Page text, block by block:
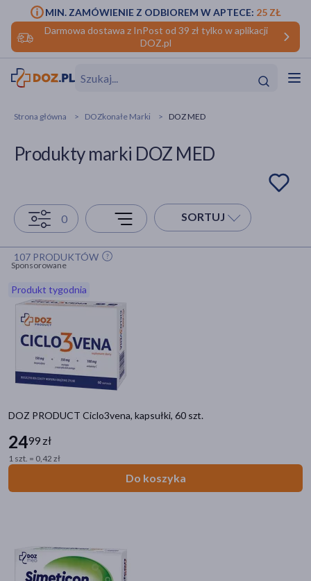
Darmowa dostawa z InPost od 39 zł tylko w aplikacji
DOZ.pl
MIN. ZAMÓWIENIE Z ODBIOREM W APTECE: 25 ZŁ
Hit
Hit
Strona główna DOZkonałe Marki DOZ MED
Produkty marki DOZ MED
0 SORTUJ
107 PRODUKTÓW
Sponsorowane
Produkt tygodnia
DOZ PRODUCT Ciclo3vena, kapsułki, 60 szt.
2499 zł
1 szt. = 0,42 zł
Do koszyka